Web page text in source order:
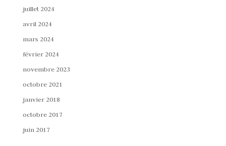
juillet 2024
avril 2024
mars 2024
février 2024
novembre 2023
octobre 2021
janvier 2018
octobre 2017
juin 2017